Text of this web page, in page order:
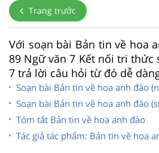
Trang trước
Với soạn bài Bản tin về hoa
89 Ngữ văn 7 Kết nối tri thức
7 trả lời câu hỏi từ đó dễ
Soạn bài Bản tin về hoa anh đào
Soạn bài Bản tin về hoa anh đào
Tóm tắt Bản tin về hoa anh đào
Tác giả tác phẩm: Bản tin về hoa